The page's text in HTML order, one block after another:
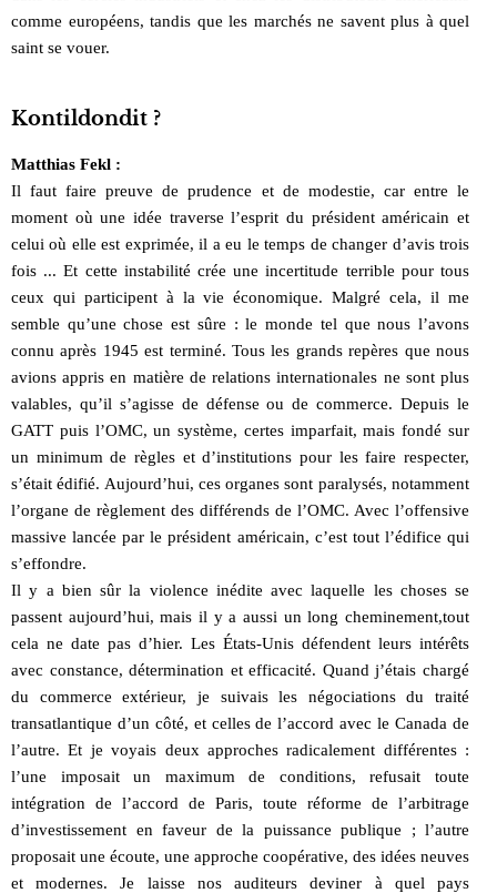
comme européens, tandis que les marchés ne savent plus à quel
saint se vouer.
Kontildondit ?
Matthias Fekl :
Il faut faire preuve de prudence et de modestie, car entre le
moment où une idée traverse l’esprit du président américain et
celui où elle est exprimée, il a eu le temps de changer d’avis trois
fois ... Et cette instabilité crée une incertitude terrible pour tous
ceux qui participent à la vie économique. Malgré cela, il me
semble qu’une chose est sûre : le monde tel que nous l’avons
connu après 1945 est terminé. Tous les grands repères que nous
avions appris en matière de relations internationales ne sont plus
valables, qu’il s’agisse de défense ou de commerce. Depuis le
GATT puis l’OMC, un système, certes imparfait, mais fondé sur
un minimum de règles et d’institutions pour les faire respecter,
s’était édifié. Aujourd’hui, ces organes sont paralysés, notamment
l’organe de règlement des différends de l’OMC. Avec l’offensive
massive lancée par le président américain, c’est tout l’édifice qui
s’effondre.
Il y a bien sûr la violence inédite avec laquelle les choses se
passent aujourd’hui, mais il y a aussi un long cheminement,tout
cela ne date pas d’hier. Les États-Unis défendent leurs intérêts
avec constance, détermination et efficacité. Quand j’étais chargé
du commerce extérieur, je suivais les négociations du traité
transatlantique d’un côté, et celles de l’accord avec le Canada de
l’autre. Et je voyais deux approches radicalement différentes :
l’une imposait un maximum de conditions, refusait toute
intégration de l’accord de Paris, toute réforme de l’arbitrage
d’investissement en faveur de la puissance publique ; l’autre
proposait une écoute, une approche coopérative, des idées neuves
et modernes. Je laisse nos auditeurs deviner à quel pays